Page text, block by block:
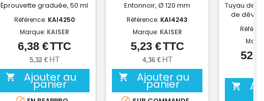
Éprouvette graduée, 50 ml
Référence: KAI4250
Marque: KAISER
Prix
6,38 €TTC
5,32 € HT
 Ajouter au
panier
Entonnoir, Ø 120 mm
Référence: KAI4243
Marque: KAISER
Prix
5,23 €TTC
4,36 € HT
 Ajouter au
panier
Tuyau de
de
